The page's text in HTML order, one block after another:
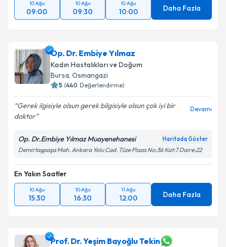
10 Ağu
09:00
10 Ağu
09:30
10 Ağu
10:00 Daha Fazla
Op. Dr. Embiye Yılmaz
Kadın Hastalıkları ve Doğum
Bursa, Osmangazi
5 (440 Değerlendirme)
Gerek ilgisiyle olsun gerek bilgisiyle olsun çok iyi bir
doktor
Devamı
Op. Dr.Embiye Yılmaz Muayenehanesi Haritada Göster
Demirtaşpaşa Mah. Ankara Yolu Cad. Tüze Plaza No:36 Kat:7 Daire:22
En Yakın Saatler
10 Ağu
15:30
10 Ağu
16:30
11 Ağu
12:00 Daha Fazla
Prof. Dr. Yeşim Bayoğlu Tekin